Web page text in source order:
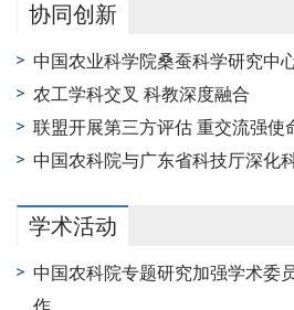
协同创新
中国农业科学院桑蚕科学研究中
农工学科交叉 科教深度融合
联盟开展第三方评估 重交流强使
中国农科院与广东省科技厅深化
学术活动
中国农科院专题研究加强学术委
作